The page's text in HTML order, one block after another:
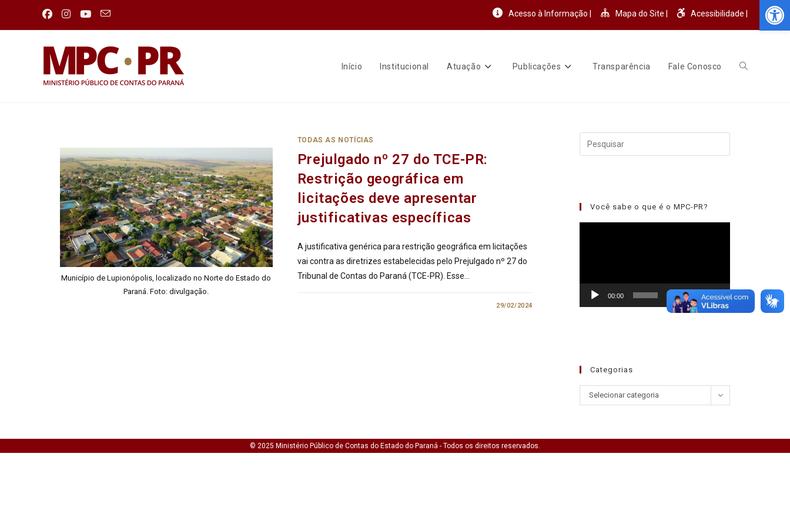
Acesso à Informação | Mapa do Site | Acessibilidade |
Início Institucional Atuação Publicações Transparência Fale Conosco
Município de Lupionópolis, localizado no Norte do Estado do
Paraná. Foto: divulgação.
TODAS AS NOTÍCIAS
Prejulgado nº 27 do TCE-PR:
Restrição geográfica em
licitações deve apresentar
justificativas específicas
A justificativa genérica para restrição geográfica em licitações
vai contra as diretrizes estabelecidas pelo Prejulgado nº 27 do
Tribunal de Contas do Paraná (TCE-PR). Esse…
29/02/2024
Você sabe o que é o MPC-PR?
00:00 01:30
Categorias
Selecionar categoria
© 2025 Ministério Público de Contas do Estado do Paraná - Todos os direitos reservados.